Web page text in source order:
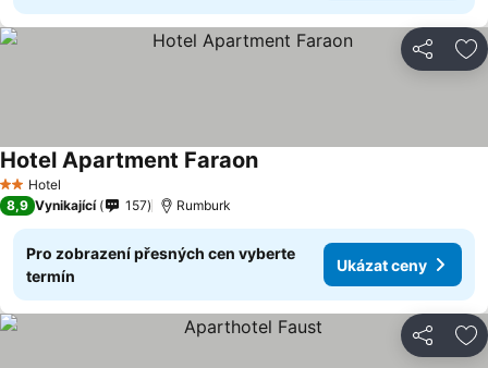
Sdílet
2 Počet hvězdiček
Hotel
Hotel Apartment FaraonUkázat ceny
8,9 Vynikající 157 Rumburk
Pro zobrazení přesných cen vyberte
termín
Ukázat ceny
Sdílet